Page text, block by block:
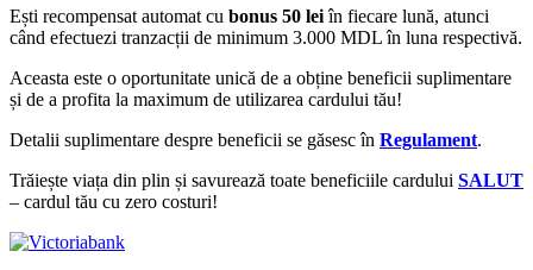
Ești recompensat automat cu bonus 50 leiîn fiecare lună, atunci
când efectuezi tranzacții de minimum 3.000 MDL în luna respectivă.
Aceasta este o oportunitate unică de a obține beneficii suplimentare
și de a profita la maximum de utilizarea cardului tău!
Detalii suplimentare despre beneficii se găsesc în Regulament.
Trăiește viața din plin și savurează toate beneficiile cardului SALUT
– cardul tău cu zero costuri!